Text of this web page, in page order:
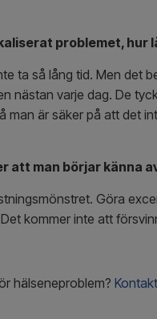
problemet, hur
ta så lång tid. Men det
nästan varje dag. De
man är säker på att det
att man börjar känna
Göra
kommer inte att
hälseneproblem?